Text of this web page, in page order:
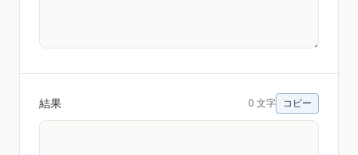
結果 0 文字 コピー